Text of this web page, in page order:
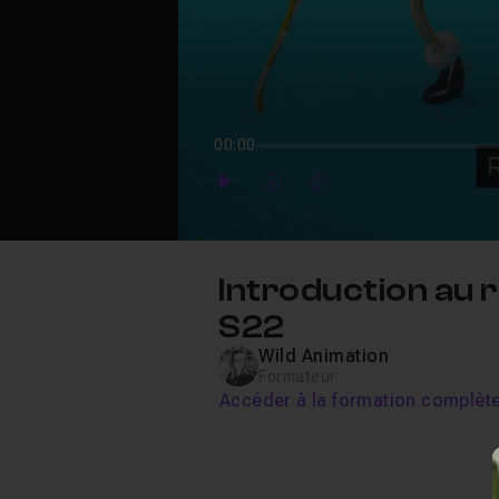
00:00
ForwardForward
Introduction au
S22
Wild Animation
Accéder à la formation